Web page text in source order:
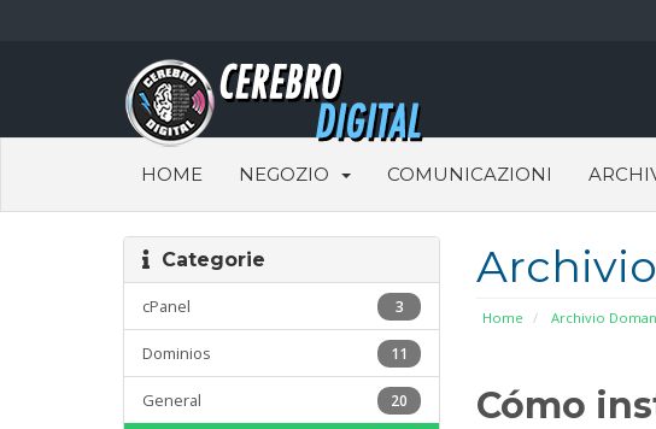
HOME NEGOZIO COMUNICAZIONI
Home Archivio
Categorie
3
cPanel
11
Dominios
20
General Cómo